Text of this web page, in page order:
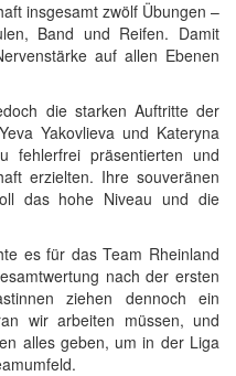
insgesamt zwölf Übungen –
Band und Reifen. Damit
auf allen Ebenen
die starken Auftritte der
Yakovlieva und Kateryna
fehlerfrei präsentierten und
erzielten. Ihre souveränen
das hohe Niveau und die
es für das Team Rheinland
nach der ersten
ziehen dennoch ein
wir arbeiten müssen, und
alles geben, um in der Liga